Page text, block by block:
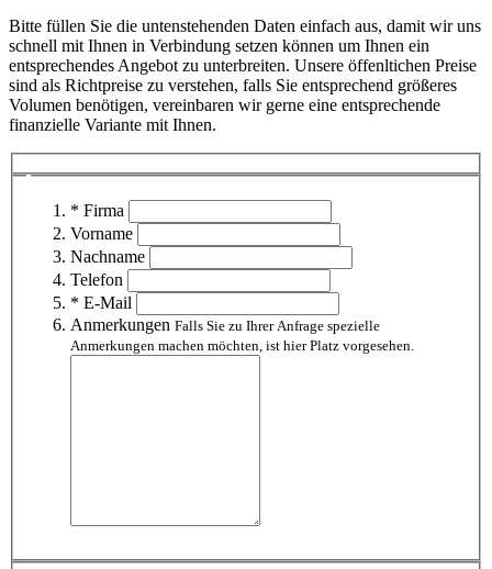
Bitte füllen Sie die untenstehenden Daten einfach aus, damit wir uns
schnell mit Ihnen in Verbindung setzen können um Ihnen ein
entsprechendes Angebot zu unterbreiten. Unsere öffenltichen Preise
sind als Richtpreise zu verstehen, falls Sie entsprechend größeres
Volumen benötigen, vereinbaren wir gerne eine entsprechende
finanzielle Variante mit Ihnen.
* Firma
Vorname
Nachname
Telefon
* E-Mail
Anmerkungen Falls Sie zu Ihrer Anfrage spezielle
Anmerkungen machen möchten, ist hier Platz vorgesehen.